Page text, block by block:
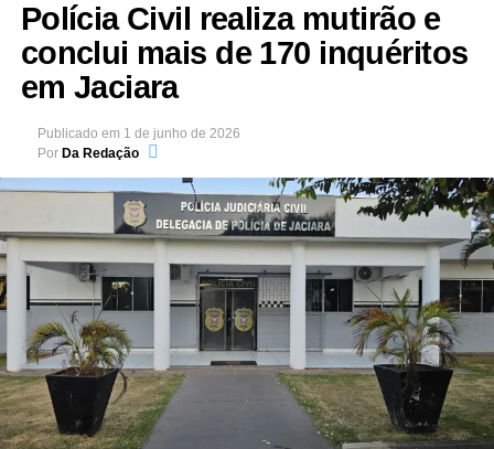
Polícia Civil realiza mutirão e
conclui mais de 170 inquéritos
em Jaciara
Publicado em 1 de junho de 2026
Por Da Redação